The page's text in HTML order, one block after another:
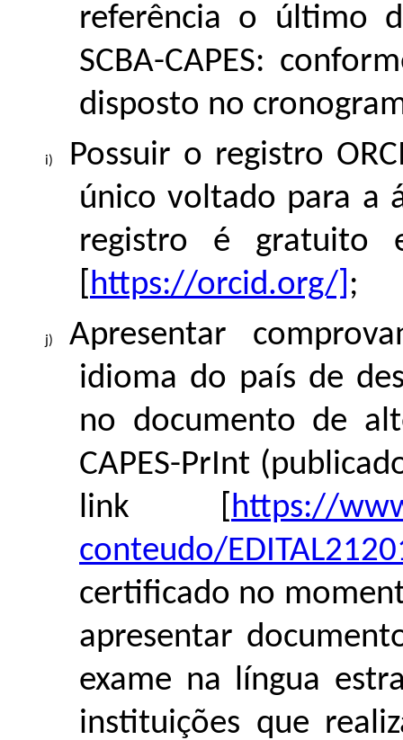
referência o último
SCBA-CAPES:
disposto no
Possuir o registro
único voltado para a
registro é gratuito
https://orcid.org/] ;
Apresentar
idioma do país de
no documento de
CAPES-PrInt
link [ https://
conteudo/
certificado no
apresentar
exame na língua
instituições que